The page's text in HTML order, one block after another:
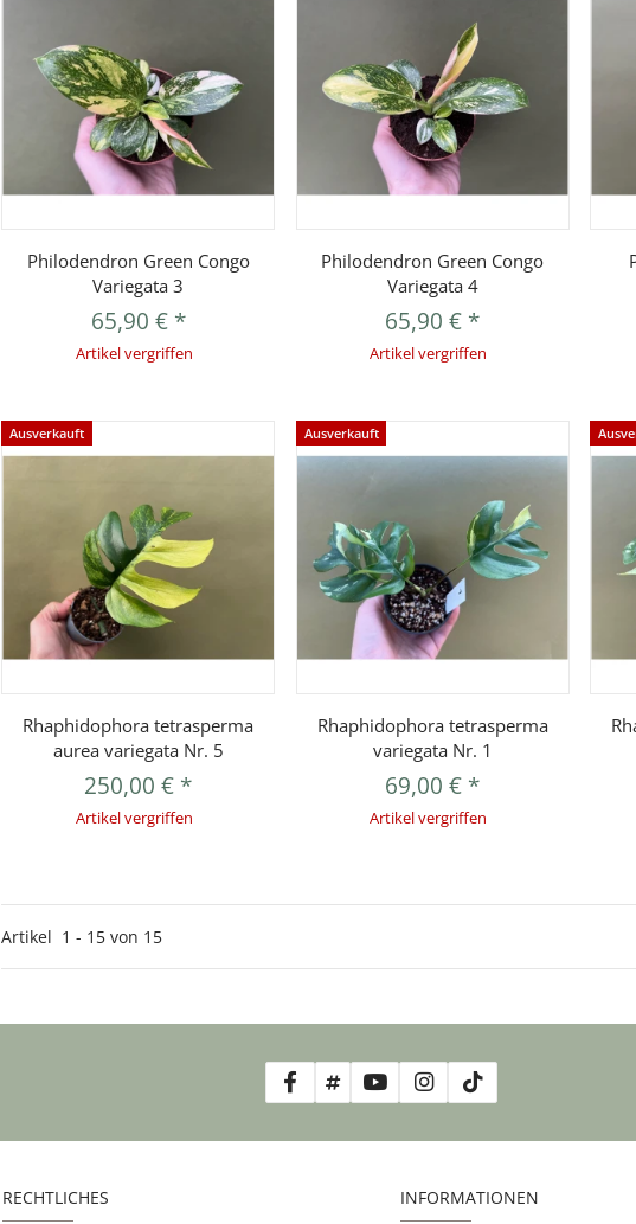
Vorschau
Philodendron Green Congo
Variegata 3
65,90 € *
Artikel vergriffen
Vorschau
Philodendron Green Congo
Variegata 4
65,90 € *
Artikel vergriffen
Ausverkauft
Vorschau
Rhaphidophora tetrasperma
aurea variegata Nr. 5
250,00 € *
Artikel vergriffen
Ausverkauft
Vorschau
Rhaphidophora tetrasperma
variegata Nr. 1
69,00 € *
Artikel vergriffen
Artikel 1 - 15 von 15
RECHTLICHES INFORMATIONEN